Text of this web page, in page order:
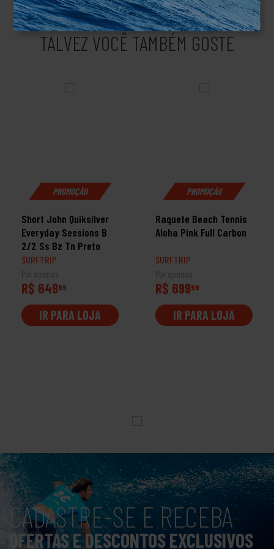
TALVEZ VOCÊ TAMBÉM GOSTE
PROMOÇÃO
Short John Quiksilver
Everyday Sessions B
2/2 Ss Bz Tn Preto
SURFTRIP
Por apenas
R$ 64999
IR PARA LOJA
PROMOÇÃO
Raquete Beach Tennis
Aloha Pink Full Carbon
SURFTRIP
Por apenas
R$ 69999
IR PARA LOJA
CADASTRE-SE E RECEBA
OFERTAS E DESCONTOS EXCLUSIVOS